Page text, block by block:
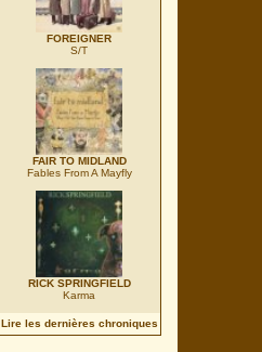
FOREIGNER
S/T
FAIR TO MIDLAND
Fables From A Mayfly
RICK SPRINGFIELD
Karma
Lire les dernières chroniques